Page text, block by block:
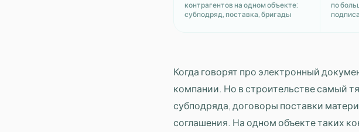
контрагентов на одном объекте:
субподряд, поставка, бригады
по
Когда говорят про электронный
компании. Но в строительстве самый
субподряда, договоры поставки
соглашения. На одном объекте таких